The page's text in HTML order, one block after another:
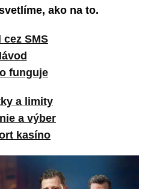
ako na to.
cez SMS
funguje
a limity
a výber
kasíno